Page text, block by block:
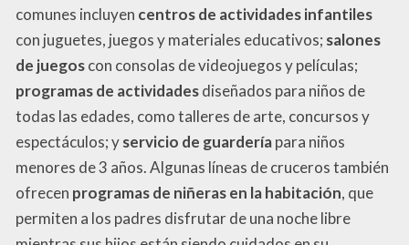
comunes incluyen centros de actividades infantiles
con juguetes, juegos y materiales educativos; salones
de juegoscon consolas de videojuegos y películas;
programas de actividadesdiseñados para niños de
todas las edades, como talleres de arte, concursos y
espectáculos; yservicio de guarderíapara niños
menores de 3 años. Algunas líneas de cruceros también
ofrecen programas de niñeras en la habitación, que
permiten a los padres disfrutar de una noche libre